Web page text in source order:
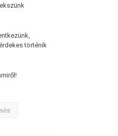
történik